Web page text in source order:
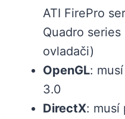
ATI FirePro
Quadro
ovladači)
OpenGL:
3.0
DirectX: musí